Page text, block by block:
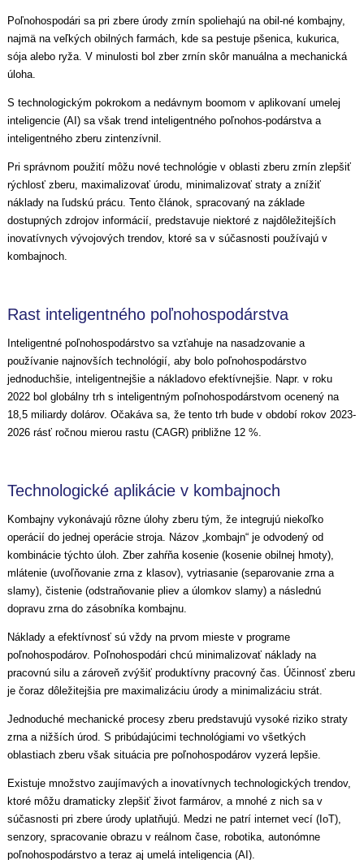
Poľnohospodári sa pri zbere úrody zrnín spoliehajú na obil-né kombajny,
najmä na veľkých obilných farmách, kde sa pestuje pšenica, kukurica,
sója alebo ryža. V minulosti bol zber zrnín skôr manuálna a mechanická
úloha.
S technologickým pokrokom a nedávnym boomom v aplikovaní umelej
inteligencie (AI) sa však trend inteligentného poľnohos-podárstva a
inteligentného zberu zintenzívnil.
Pri správnom použití môžu nové technológie v oblasti zberu zrnín zlepšiť
rýchlosť zberu, maximalizovať úrodu, minimalizovať straty a znížiť
náklady na ľudskú prácu. Tento článok, spracovaný na základe
dostupných zdrojov informácií, predstavuje niektoré z najdôležitejších
inovatívnych vývojových trendov, ktoré sa v súčasnosti používajú v
kombajnoch.
Rast inteligentného poľnohospodárstva
Inteligentné poľnohospodárstvo sa vzťahuje na nasadzovanie a
používanie najnovších technológií, aby bolo poľnohospodárstvo
jednoduchšie, inteligentnejšie a nákladovo efektívnejšie. Napr. v roku
2022 bol globálny trh s inteligentným poľnohospodárstvom ocenený na
18,5 miliardy dolárov. Očakáva sa, že tento trh bude v období rokov 2023-
2026 rásť ročnou mierou rastu (CAGR) približne 12 %.
Technologické aplikácie v kombajnoch
Kombajny vykonávajú rôzne úlohy zberu tým, že integrujú niekoľko
operácií do jednej operácie stroja. Názov „kombajn“ je odvodený od
kombinácie týchto úloh. Zber zahŕňa kosenie (kosenie obilnej hmoty),
mlátenie (uvoľňovanie zrna z klasov), vytriasanie (separovanie zrna a
slamy), čistenie (odstraňovanie pliev a úlomkov slamy) a následnú
dopravu zrna do zásobníka kombajnu.
Náklady a efektívnosť sú vždy na prvom mieste v programe
poľnohospodárov. Poľnohospodári chcú minimalizovať náklady na
pracovnú silu a zároveň zvýšiť produktívny pracovný čas. Účinnosť zberu
je čoraz dôležitejšia pre maximalizáciu úrody a minimalizáciu strát.
Jednoduché mechanické procesy zberu predstavujú vysoké riziko straty
zrna a nižších úrod. S pribúdajúcimi technológiami vo všetkých
oblastiach zberu však situácia pre poľnohospodárov vyzerá lepšie.
Existuje množstvo zaujímavých a inovatívnych technologických trendov,
ktoré môžu dramaticky zlepšiť život farmárov, a mnohé z nich sa v
súčasnosti pri zbere úrody uplatňujú. Medzi ne patrí internet vecí (IoT),
senzory, spracovanie obrazu v reálnom čase, robotika, autonómne
poľnohospodárstvo a teraz aj umelá inteligencia (AI).